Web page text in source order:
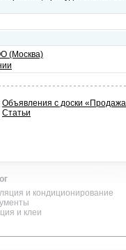
(Москва)
Объявления с доски
Статьи
и кондиционирование
и клеи